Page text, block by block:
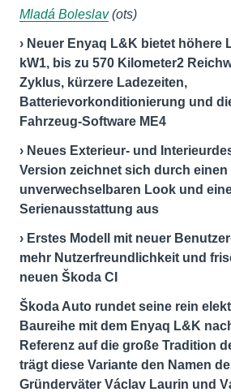
Mladá Boleslav(ots)
› Neuer Enyaq L&K bietet höhere
kW1, bis zu 570 Kilometer2
Zyklus, kürzere Ladezeiten,
Batterievorkonditionierung und
Fahrzeug-Software ME4
› Neues Exterieur- und
Version zeichnet sich durch einen
unverwechselbaren Look und
Serienausstattung aus
› Erstes Modell mit neuer
mehr Nutzerfreundlichkeit und
neuen Škoda CI
Škoda Auto rundet seine rein
Baureihe mit dem Enyaq L&K
Referenz auf die große Tradition
trägt diese Variante den Namen
Gründerväter Václav Laurin und